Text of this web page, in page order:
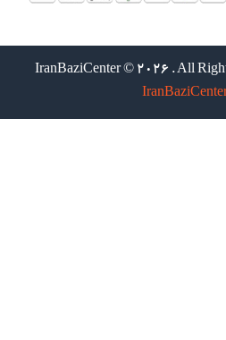
IranBaziCenter © 2026 . All